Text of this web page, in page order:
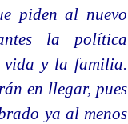
piden al nuevo
la política
vida y la familia.
en llegar, pues
ya al menos